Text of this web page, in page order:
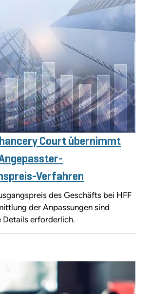
Court übernimmt
Verfahren
des Geschäfts bei HFF
der Anpassungen sind
Details erforderlich.